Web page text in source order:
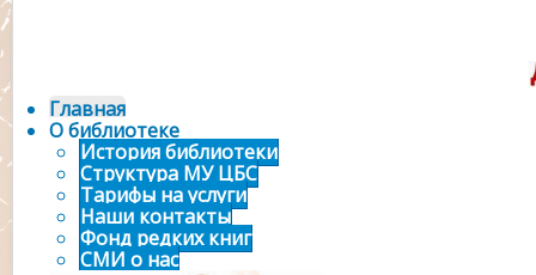
Главная
О библиотеке
История библиотеки
Структура МУ ЦБС
Тарифы на услуги
Наши контакты
Фонд редких книг
СМИ о нас